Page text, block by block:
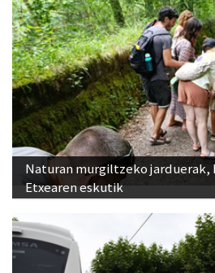
Naturan murgiltzeko jarduerak,
Etxearen eskutik